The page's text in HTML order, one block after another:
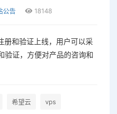
公告 18148
和验证上线，用户可以采
验证，方便对产品的咨询和
希望云 vps